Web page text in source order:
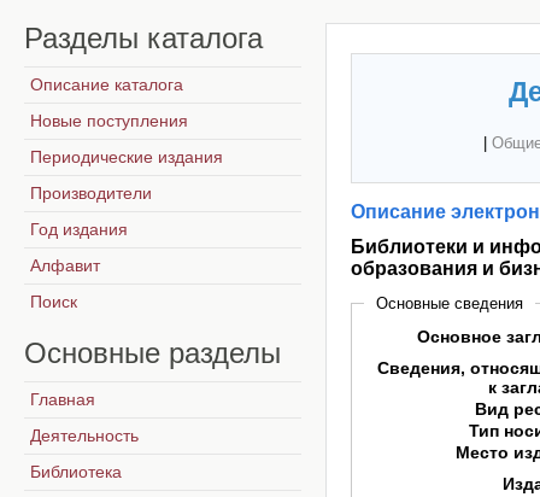
Описание
Библиотеки и
образования и
Основные сведения
Основное
Сведения,
к
Вид
Тип
Место
Разделы каталога
Описание каталога
Новые поступления
Периодические издания
Производители
Год издания
Алфавит
Поиск
Основные разделы
Главная
Деятельность
Библиотека